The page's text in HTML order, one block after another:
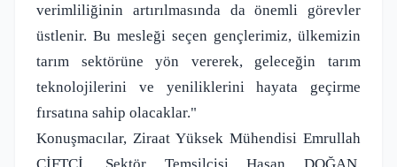
verimliliğinin artırılmasında da önemli görevler
üstlenir. Bu mesleği seçen gençlerimiz, ülkemizin
tarım sektörüne yön vererek, geleceğin tarım
teknolojilerini ve yeniliklerini hayata geçirme
fırsatına sahip olacaklar."
Konuşmacılar, Ziraat Yüksek Mühendisi Emrullah
ÇİFTÇİ, Sektör Temsilcisi Hasan DOĞAN,